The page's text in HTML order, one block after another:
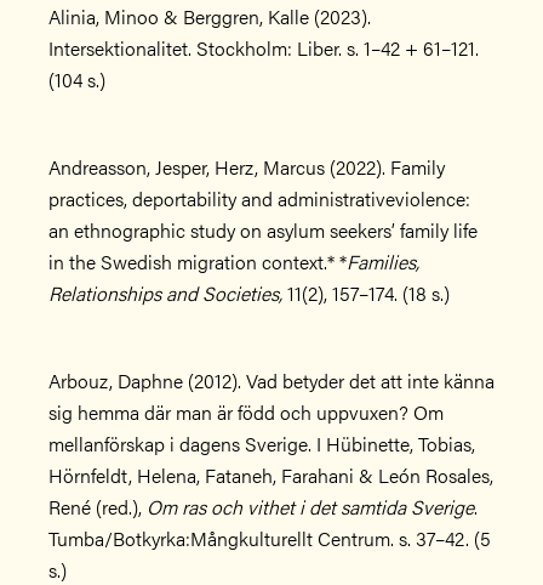
Alinia, Minoo & Berggren, Kalle (2023).
Intersektionalitet. Stockholm: Liber. s. 1–42 + 61–121.
(104 s.)
Andreasson, Jesper, Herz, Marcus (2022). Family
practices, deportability and administrativeviolence:
an ethnographic study on asylum seekers’ family life
in the Swedish migration context.* *Families,
Relationships and Societies,11(2), 157–174. (18 s.)
Arbouz, Daphne (2012). Vad betyder det att inte känna
sig hemma där man är född och uppvuxen? Om
mellanförskap i dagens Sverige. I Hübinette, Tobias,
Hörnfeldt, Helena, Fataneh, Farahani & León Rosales,
René (red.), Om ras och vithet i det samtida Sverige.
Tumba/Botkyrka:Mångkulturellt Centrum. s. 37–42. (5
s.)